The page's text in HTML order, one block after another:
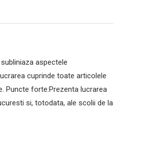
aspectele
cuprinde toate articolele
Puncte forte:Prezenta lucrarea
si, totodata, ale scolii de la